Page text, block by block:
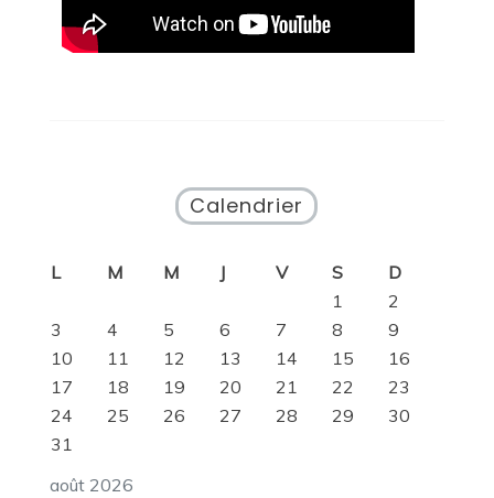
Calendrier
août 2026
L M M J V S
D
1
2
3
4 5 6 7 8
9
10
11 12 13 14 15
16
17
18 19 20 21 22
23
24
25 26 27 28 29
30
31